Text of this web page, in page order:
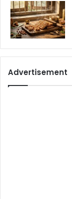
Advertisement